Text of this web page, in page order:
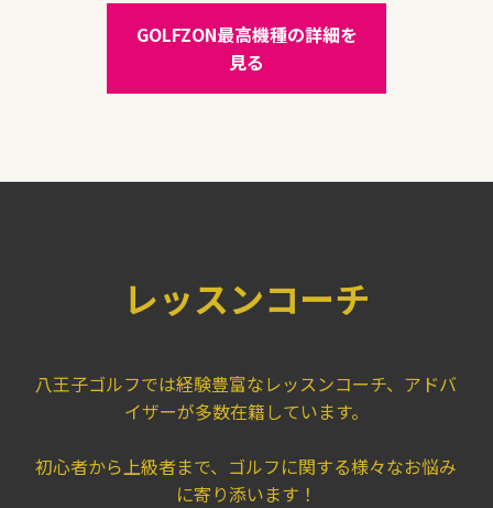
GOLFZON最高機種の詳細を
見る
レッスンコーチ
八王子ゴルフでは経験豊富なレッスンコーチ、アドバ
イザーが多数在籍しています。
初心者から上級者まで、ゴルフに関する様々なお悩み
に寄り添います！